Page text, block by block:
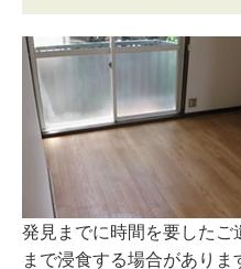
発見までに時間を要したご
まで浸食する場合がありま